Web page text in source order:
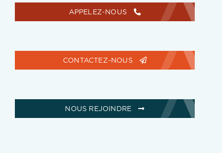
APPELEZ-NOUS
CONTACTEZ-NOUS
NOUS REJOINDRE